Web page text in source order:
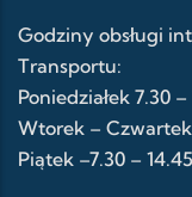
Godziny obsługi
Transportu:
Poniedziałek 7.30 –
Wtorek – Czwartek
Piątek –7.30 – 14.45